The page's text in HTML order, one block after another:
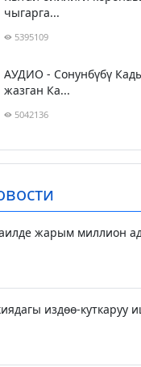
чыгарга...
5395109
АУДИО - Сонунбүбү
жазган Ка...
5042136
жарым миллион
издөө-куткаруу